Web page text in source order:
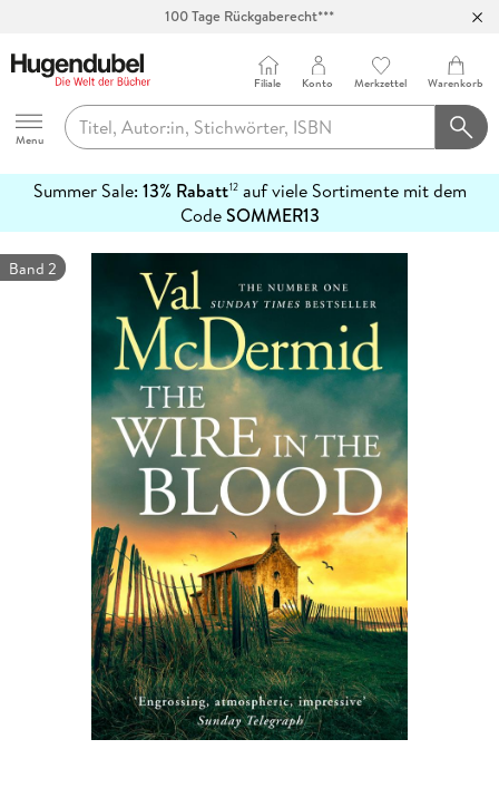
100 Tage Rückgaberecht***
Hugendubel
Menu
Filiale Konto Merkzettel Warenkorb
Summer Sale: 13% Rabatt12auf viele Sortimente mit dem
CodeSOMMER13
erfahren
Band 2